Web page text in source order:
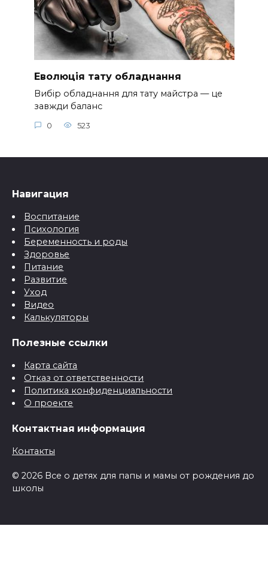
Еволюція тату обладнання
Вибір обладнання для тату майстра — це
завжди баланс
0 523
Навигация
Воспитание
Психология
Беременность и роды
Здоровье
Питание
Развитие
Уход
Видео
Калькуляторы
Полезные ссылки
Карта сайта
Отказ от ответственности
Политика конфиденциальности
О проекте
Контактная информация
Контакты
© 2026 Все о детях для папы и мамы от рождения до
школы